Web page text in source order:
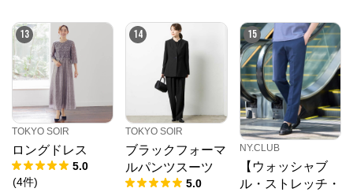
応)
13
TOKYO SOIR
ロングドレス
5.0
(4件)
14
TOKYO SOIR
ブラックフォーマ
ルパンツスーツ
5.0
15
NY.CLUB
【ウォッシャブ
ル・ストレッチ・